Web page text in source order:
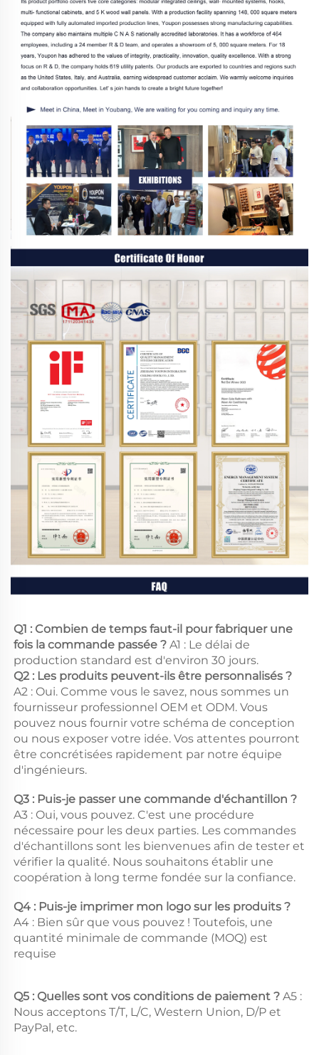
Q1 : Combien de temps faut-il pour fabriquer une
fois la commande passée ? A1 : Le délai de
production standard est d'environ 30 jours.
A2 : Oui. Comme vous le savez, nous sommes un
fournisseur professionnel OEM et ODM. Vous
pouvez nous fournir votre schéma de conception
ou nous exposer votre idée. Vos attentes pourront
être concrétisées rapidement par notre équipe
d'ingénieurs.
A3 : Oui, vous pouvez. C'est une procédure
nécessaire pour les deux parties. Les commandes
d'échantillons sont les bienvenues afin de tester et
vérifier la qualité. Nous souhaitons établir une
coopération à long terme fondée sur la confiance.
A4 : Bien sûr que vous pouvez ! Toutefois, une
quantité minimale de commande (MOQ) est
requise
Q5 : Quelles sont vos conditions de paiement ? A5 :
Nous acceptons T/T, L/C, Western Union, D/P et
PayPal, etc.